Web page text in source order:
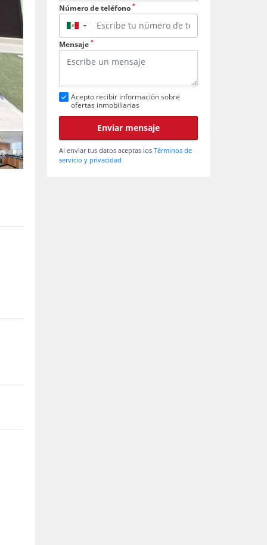
Número de teléfono *
▼
Mensaje *
Acepto recibir información sobre
ofertas inmobiliarias
Enviar mensaje
Al enviar tus datos aceptas los Términos de
servicio y privacidad